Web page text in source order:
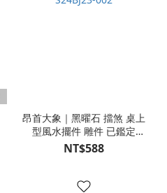
昂首大象｜黑曜石 擋煞 桌上
型風水擺件 雕件 已鑑定
S24BJ23-002
NT$588